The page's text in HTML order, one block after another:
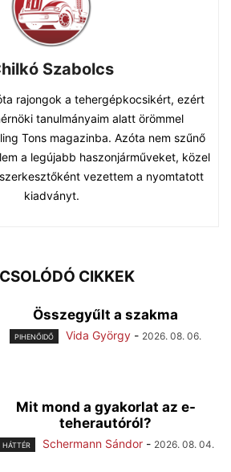
Szabolcs
rajongok a tehergépkocsikért, ezért
tanulmányaim alatt örömmel
Tons magazinba. Azóta nem szűnő
a legújabb haszonjárműveket, közel
vezettem a nyomtatott
kiadványt.
CIKKEK
Összegyűlt a szakma
PIHENŐIDŐ Vida György - 2026. 08. 06.
Mit mond a gyakorlat az e-
teherautóról?
HÁTTÉR Schermann Sándor - 2026. 08. 04.